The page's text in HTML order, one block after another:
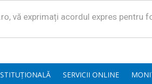
vă exprimați acordul expres pentru
SERVICII ONLINE